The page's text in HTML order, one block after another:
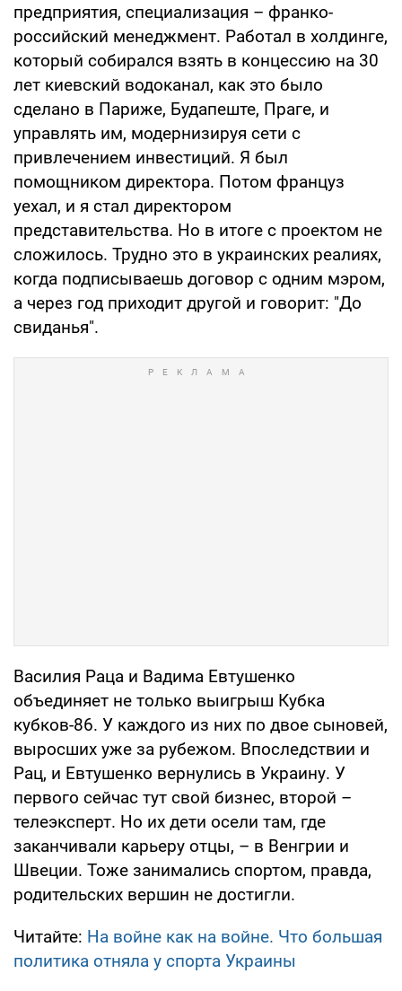
предприятия, специализация – франко-
российский менеджмент. Работал в холдинге,
который собирался взять в концессию на 30
лет киевский водоканал, как это было
сделано в Париже, Будапеште, Праге, и
управлять им, модернизируя сети с
привлечением инвестиций. Я был
помощником директора. Потом француз
уехал, и я стал директором
представительства. Но в итоге с проектом не
сложилось. Трудно это в украинских реалиях,
когда подписываешь договор с одним мэром,
а через год приходит другой и говорит: "До
свиданья".
Василия Раца и Вадима Евтушенко
объединяет не только выигрыш Кубка
кубков-86. У каждого из них по двое сыновей,
выросших уже за рубежом. Впоследствии и
Рац, и Евтушенко вернулись в Украину. У
первого сейчас тут свой бизнес, второй –
телеэксперт. Но их дети осели там, где
заканчивали карьеру отцы, – в Венгрии и
Швеции. Тоже занимались спортом, правда,
родительских вершин не достигли.
Читайте: На войне как на войне. Что большая
политика отняла у спорта Украины